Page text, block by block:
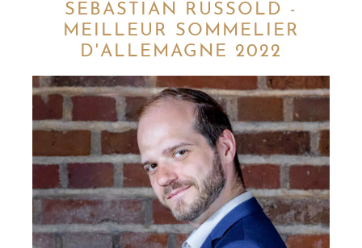
SEBASTIAN RUSSOLD -
MEILLEUR SOMMELIER
D'ALLEMAGNE 2022